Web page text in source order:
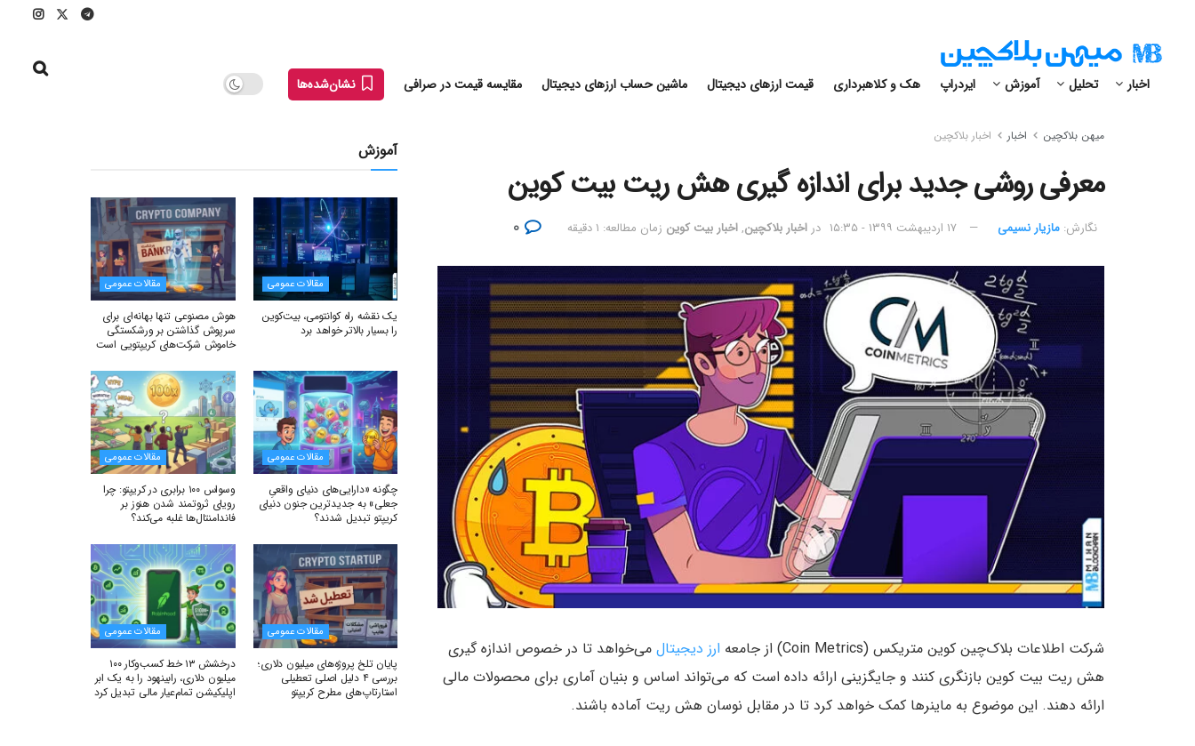
اخبار تحلیل آموزش ایردراپ هک و کلاهبرداری قیمت ارزهای دیجیتال ماشین حساب ارزهای دیجیتال مقایسه قیمت در صرافی نشان‌شده‌ها
میهن بلاکچین اخبار اخبار بلاکچین
معرفی روشی جدید برای اندازه گیری هش ریت بیت کوین
نگارش:‌ مازیار نسیمی ۱۷ اردیبهشت ۱۳۹۹ - ۱۵:۳۵ در اخبار بلاکچین,اخبار بیت کوین زمان مطالعه: ۱ دقیقه
شرکت اطلاعات بلاک‌چین کوین متریکس (Coin Metrics) از جامعه ارز دیجیتال می‌خواهد تا در خصوص اندازه گیری
هش ریت بیت کوین بازنگری کنند و جایگزینی ارائه داده است که می‌تواند اساس و بنیان آماری برای محصولات مالی
ارائه دهند. این موضوع به ماینرها کمک خواهد کرد تا در مقابل نوسان هش ریت آماده باشند.
آموزش
مقالات عمومی
یک نقشه راه کوانتومی، بیت‌کوین
را بسیار بالاتر خواهد برد
مقالات عمومی
هوش مصنوعی تنها بهانه‌ای برای
سرپوش گذاشتن بر ورشکستگی
خاموش شرکت‌های کریپتویی است
مقالات عمومی
چگونه «دارایی‌های دنیای واقعیِ
جعلی» به جدیدترین جنون دنیای
کریپتو تبدیل شدند؟
مقالات عمومی
وسواس ۱۰۰ برابری در کریپتو: چرا
رویای ثروتمند شدن هنوز بر
فاندامنتال‌ها غلبه می‌کند؟
مقالات عمومی
پایان تلخ پروژه‌های میلیون دلاری؛
بررسی ۴ دلیل اصلی تعطیلی
استارتاپ‌های مطرح کریپتو
مقالات عمومی
درخشش ۱۳ خط کسب‌وکار ۱۰۰
میلیون دلاری، رابینهود را به یک ابر
اپلیکیشن تمام‌عیار مالی تبدیل کرد